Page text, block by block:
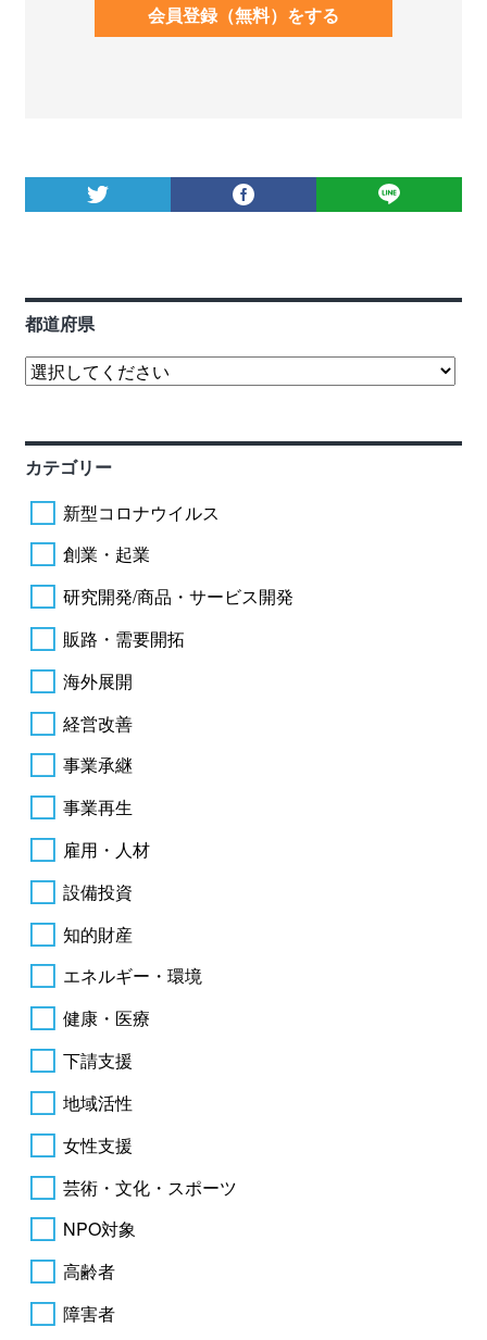
会員登録（無料）をする
都道府県
カテゴリー
新型コロナウイルス
創業・起業
研究開発/商品・サービス開発
販路・需要開拓
海外展開
経営改善
事業承継
事業再生
雇用・人材
設備投資
知的財産
エネルギー・環境
健康・医療
下請支援
地域活性
女性支援
芸術・文化・スポーツ
NPO対象
高齢者
障害者